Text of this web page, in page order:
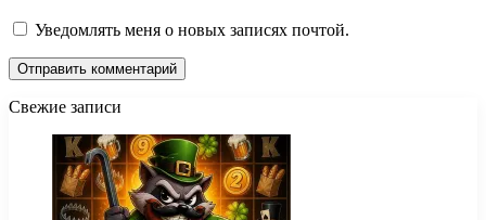
Уведомлять меня о новых записях почтой.
Свежие записи